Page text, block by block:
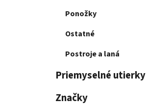
Ponožky
Ostatné
Postroje a laná
Priemyselné utierky
Značky